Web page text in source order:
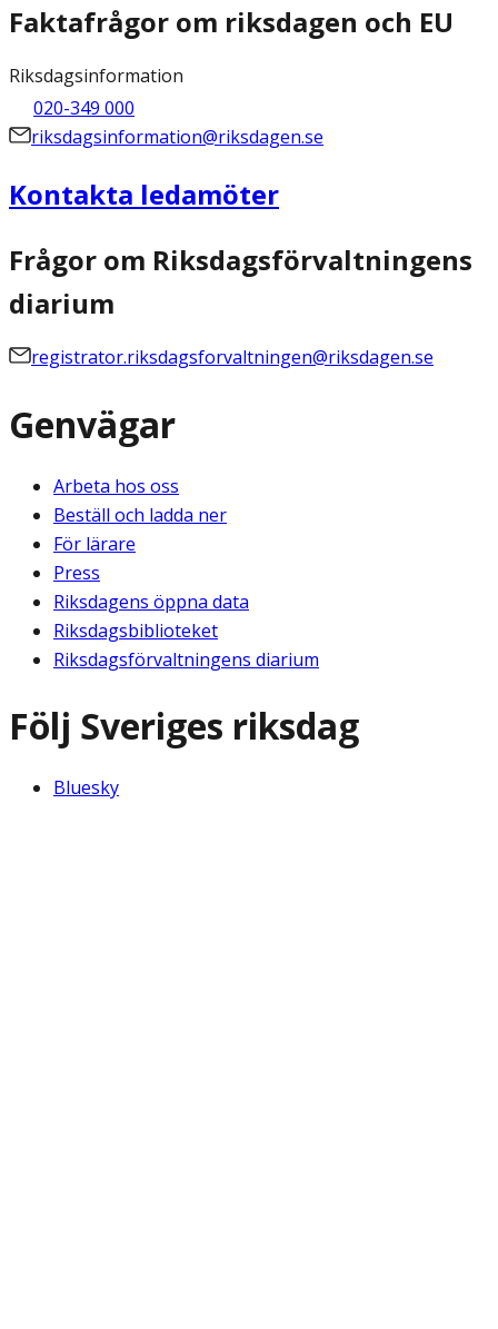
Faktafrågor om riksdagen och EU
Riksdagsinformation
020-349 000
riksdagsinformation@riksdagen.se
Kontakta ledamöter
Frågor om Riksdagsförvaltningens
diarium
registrator.riksdagsforvaltningen@riksdagen.se
Genvägar
Arbeta hos oss
Beställ och ladda ner
För lärare
Press
Riksdagens öppna data
Riksdagsbiblioteket
Riksdagsförvaltningens diarium
Följ Sveriges riksdag
Bluesky